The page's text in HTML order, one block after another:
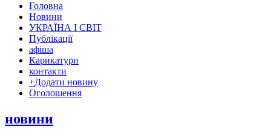
Головна
Новини
УКРАЇНА І СВІТ
Публікації
афіша
Карикатури
контакти
+Додати новину
Оголошення
новини